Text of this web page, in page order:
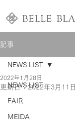
記事
NEWS LIST
FAIR
MEIDA
NEWS LIST
2022年1月28日
更新日： 2022年3月11日